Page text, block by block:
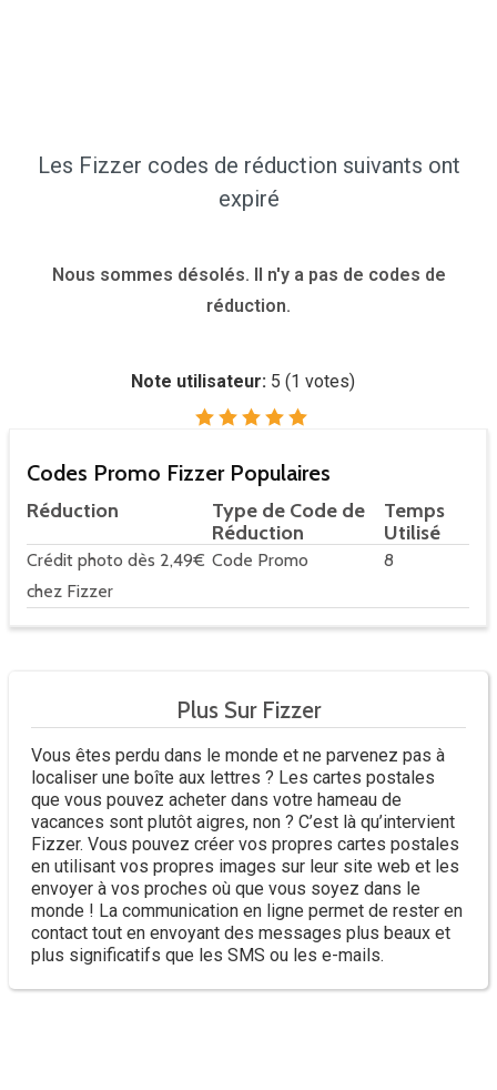
Les Fizzer codes de réduction suivants ont
expiré
Nous sommes désolés. Il n'y a pas de codes de
réduction.
Note utilisateur: 5 (1 votes)
Codes Promo Fizzer Populaires
Réduction
Type de Code de
Réduction
Temps
Utilisé
Crédit photo dès 2,49€
chez Fizzer
Code Promo 8
Plus Sur Fizzer
Vous êtes perdu dans le monde et ne parvenez pas à
localiser une boîte aux lettres ? Les cartes postales
que vous pouvez acheter dans votre hameau de
vacances sont plutôt aigres, non ? C’est là qu’intervient
Fizzer. Vous pouvez créer vos propres cartes postales
en utilisant vos propres images sur leur site web et les
envoyer à vos proches où que vous soyez dans le
monde ! La communication en ligne permet de rester en
contact tout en envoyant des messages plus beaux et
plus significatifs que les SMS ou les e-mails.